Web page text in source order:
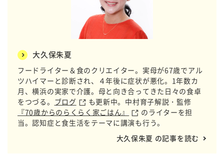
大久保朱夏
フードライター＆食のクリエイター。実母が67歳でアル
ツハイマーと診断され、４年後に症状が悪化。1年数カ
月、横浜の実家で介護。母と向き合ってきた日々の食卓
をつづる。 ブログ
も更新中。中村育子解説・監修
『70歳からのらくらく家ごはん』
のライターを担
当。認知症と食生活をテーマに講演も行う。
大久保朱夏 の記事を読む